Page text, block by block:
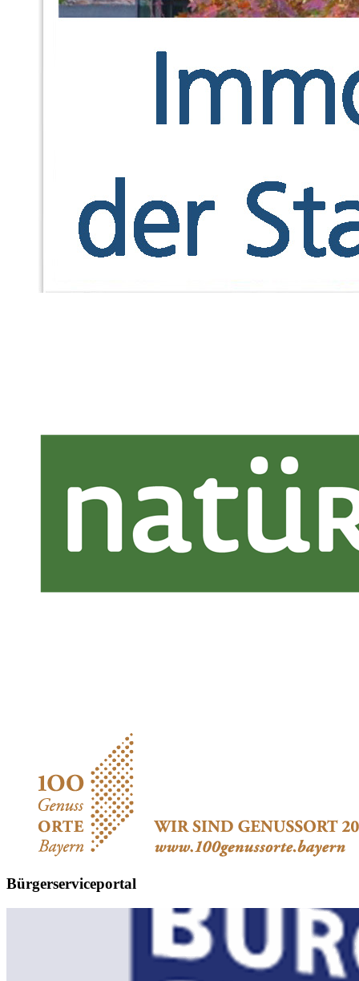
Bürgerserviceportal